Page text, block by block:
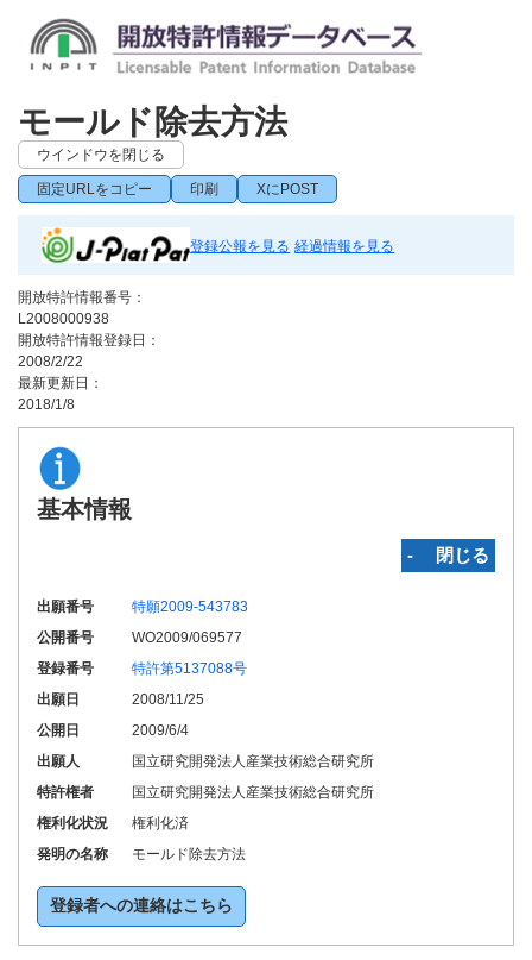
モールド除去方法
ウインドウを閉じる
固定URLをコピー 印刷 XにPOST
登録公報を見る 経過情報を見る
開放特許情報番号：
L2008000938
開放特許情報登録日：
2008/2/22
最新更新日：
2018/1/8
基本情報
‐ 閉じる
出願番号
特願2009-543783
公開番号
WO2009/069577
登録番号
特許第5137088号
出願日
2008/11/25
公開日
2009/6/4
出願人
国立研究開発法人産業技術総合研究所
特許権者
国立研究開発法人産業技術総合研究所
権利化状況
権利化済
発明の名称
モールド除去方法
登録者への連絡はこちら